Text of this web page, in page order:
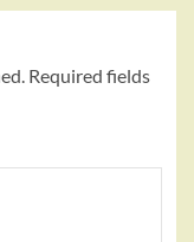
Required fields